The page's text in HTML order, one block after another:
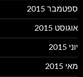
ספטמבר 2015
אוגוסט 2015
יוני 2015
מאי 2015